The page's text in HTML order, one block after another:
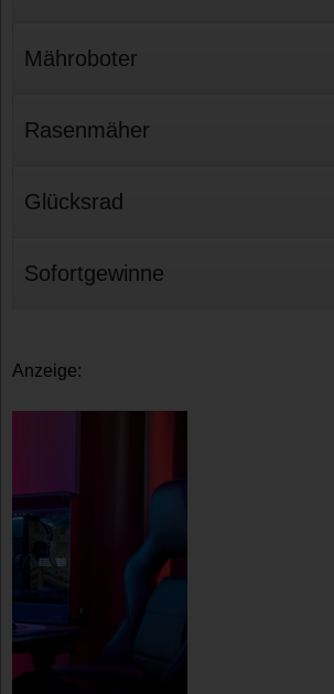
Mähroboter
Rasenmäher
Glücksrad
Sofortgewinne
Anzeige: